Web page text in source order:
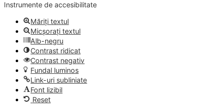
Instrumente de accesibilitate
Măriți textul
Micșorați textul
Alb-negru
Contrast ridicat
Contrast negativ
Fundal luminos
Link-uri subliniate
Font lizibil
Reset